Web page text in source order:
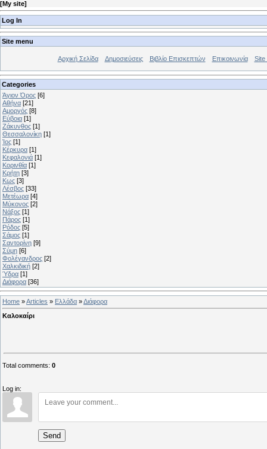
[My site]
Log In
Site menu
Αρχική Σελίδα Δημοσιεύσεις Βιβλίο Επισκεπτών Επικοινωνία Site
Categories
Άγιον Όρος [6]
Αθήνα [21]
Αμοργός [8]
Εύβοια [1]
Ζάκυνθος [1]
Θεσσαλονίκη [1]
Ίος [1]
Κέρκυρα [1]
Κεφαλονιά [1]
Κορινθία [1]
Κρήτη [3]
Κως [3]
Λέσβος [33]
Μετέωρα [4]
Μύκονος [2]
Νάξος [1]
Πάρος [1]
Ρόδος [5]
Σάμος [1]
Σαντορίνη [9]
Σύμη [6]
Φολέγανδρος [2]
Χαλκιδική [2]
Ύδρα [1]
Διάφορα [36]
Home »Articles » Ελλάδα »Διάφορα
Καλοκαίρι
Total comments: 0
Log in:
Send